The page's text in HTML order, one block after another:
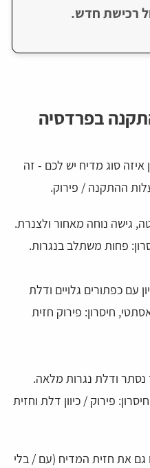
רכישת חדש.
בפרדסיה
איזה סוג מדיח יש לכם - זה
ההתקנה / פירוק.
גישה נוחה מאחור ולצנרת.
פחות משתלב בנגרות.
עם כפתורים גלויים ודלת
חיסרון: פירוק חזית
נסתר ודלת נגרות מלאה.
פירוק / כיוון דלת וחזית
גם את חזית המדיח (עם / בלי